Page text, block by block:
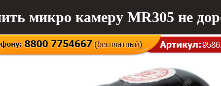
микро камеру MR305 не